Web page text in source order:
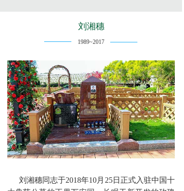
刘湘穗
1989~2017
刘湘穗同志于2018年10月25日正式入驻中国十